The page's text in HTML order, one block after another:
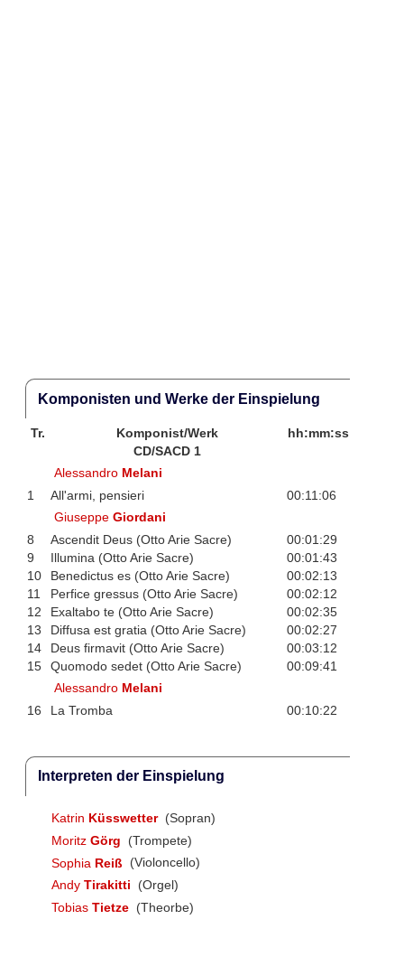
Komponisten und Werke der Einspielung
Tr. Komponist/Werk
hh:mm:ss
CD/SACD 1
Alessandro Melani
1
All'armi, pensieri
00:11:06
GiuseppeGiordani
8
Ascendit Deus (Otto Arie Sacre)
00:01:29
9
Illumina (Otto Arie Sacre)
00:01:43
10
Benedictus es (Otto Arie Sacre)
00:02:13
11
Perfice gressus (Otto Arie Sacre)
00:02:12
12
Exaltabo te (Otto Arie Sacre)
00:02:35
13
Diffusa est gratia (Otto Arie Sacre)
00:02:27
14
Deus firmavit (Otto Arie Sacre)
00:03:12
15
Quomodo sedet (Otto Arie Sacre)
00:09:41
Alessandro Melani
16
La Tromba 00:10:22
Interpreten der Einspielung
Katrin Küsswetter (Sopran)
Moritz Görg
(Trompete)
Sophia Reiß (Violoncello)
Andy Tirakitti
(Orgel)
Tobias Tietze (Theorbe)